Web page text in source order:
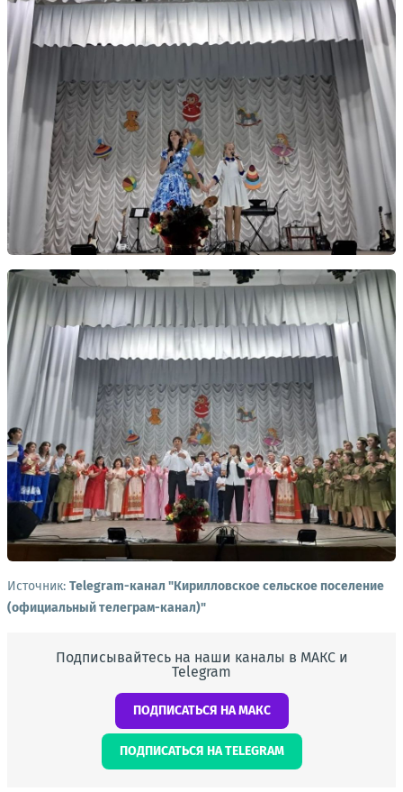
Источник: Telegram-канал "Кирилловское сельское поселение
(официальный телеграм-канал)"
Подписывайтесь на наши каналы в МАКС и
Telegram
ПОДПИСАТЬСЯ НА МАКС
ПОДПИСАТЬСЯ НА TELEGRAM